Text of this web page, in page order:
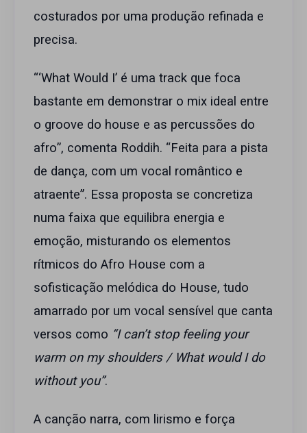
costurados por uma produção refinada e
precisa.
“‘What Would I’ é uma track que foca
bastante em demonstrar o mix ideal entre
o groove do house e as percussões do
afro”, comenta Roddih. “Feita para a pista
de dança, com um vocal romântico e
atraente”. Essa proposta se concretiza
numa faixa que equilibra energia e
emoção, misturando os elementos
rítmicos do Afro House com a
sofisticação melódica do House, tudo
amarrado por um vocal sensível que canta
versos como “I can’t stop feeling your
warm on my shoulders / What would I do
without you”.
A canção narra, com lirismo e força